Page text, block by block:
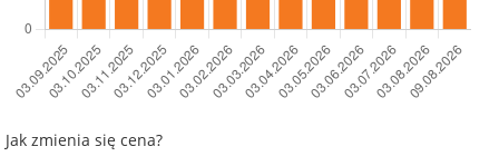
Jak zmienia się cena?